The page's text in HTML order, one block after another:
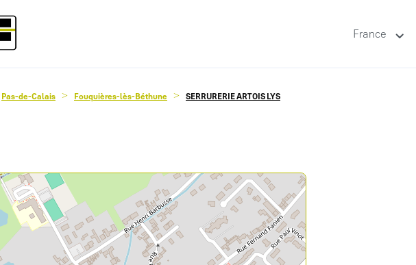
France
Pas-de-Calais Fouquières-lès-Béthune SERRURERIE ARTOIS LYS